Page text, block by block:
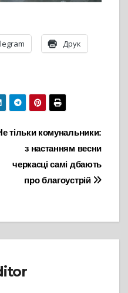
Друк
тільки комунальники:
з настанням весни
черкасці самі дбають
про благоустрій